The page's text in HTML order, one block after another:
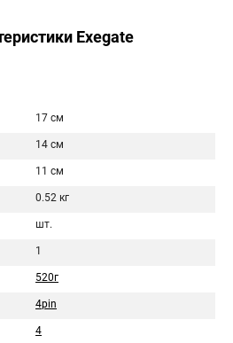
Exegate
17 см
14 см
11 см
0.52 кг
шт.
1
520г
4pin
4